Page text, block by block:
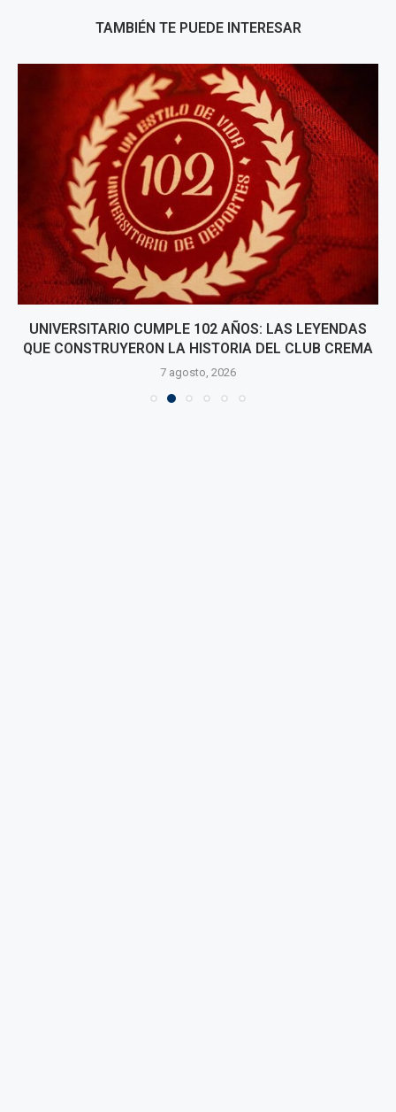
TAMBIÉN TE PUEDE INTERESAR
UNIVERSITARIO CUMPLE 102 AÑOS: LAS LEYENDAS
QUE CONSTRUYERON LA HISTORIA DEL CLUB CREMA
7 agosto, 2026